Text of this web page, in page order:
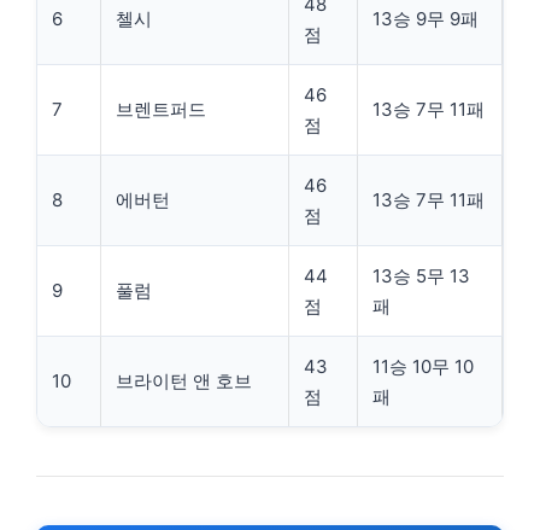
6 첼시
점
13승 9무 9패
7 브렌트퍼드
46
점
13승 7무 11패
8 에버턴
46
점
13승 7무 11패
9 풀럼
44
점
13승 5무 13
패
10 브라이턴 앤 호브
43
점
11승 10무 10
패